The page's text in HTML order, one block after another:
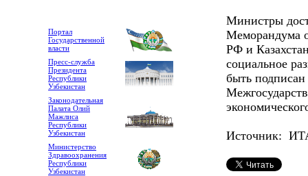
Портал
Государственной
власти
Пресс-служба
Президента
Республики
Узбекистан
Законодательная
Палата Олий
Мажлиса
Республики
Узбекистан
Министерство
Здравоохранения
Республики
Узбекистан
Министры
Меморандума
РФ и
социальное
быть подписан
Источник: